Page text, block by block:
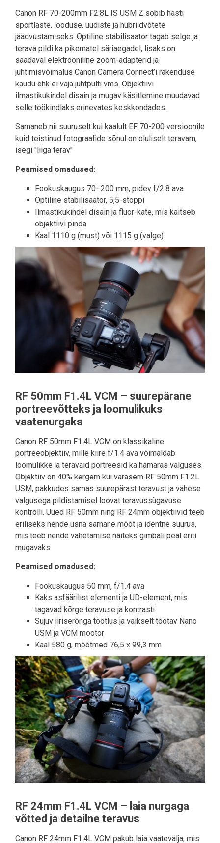
Canon RF 70-200mm F2.8L IS USM Z sobib hästi
sportlaste, looduse, uudiste ja hübriidvõtete
jäädvustamiseks. Optiline stabilisaator tagab selge ja
terava pildi ka pikematel säriaegadel, lisaks on
saadaval elektrooniline zoom-adapterid ja
juhtimisvõimalus Canon Camera Connect’i rakenduse
kaudu ehk ei vaja juhtpulti vms. Objektiivi
ilmastikukindel disain ja mugav käsitlemine muudavad
selle töökindlaks erinevates keskkondades.
Sarnaneb nii suuruselt kui kaalult EF 70-200 versioonile
kuid teistinud fotograafide sõnul on oluliselt teravam,
isegi "liiga terav"
Peamised omadused:
Fookuskaugus 70–200 mm, pidev f/2.8 ava
Optiline stabilisaator, 5,5-stoppi
Ilmastikukindel disain ja fluor-kate, mis kaitseb
objektiivi pinda
Kaal 1110 g (must) või 1115 g (valge)
RF 50mm F1.4L VCM – suurepärane
portreevõtteks ja loomulikuks
vaatenurgaks
Canon RF 50mm F1.4L VCM on klassikaline
portreeobjektiiv, mille kiire f/1.4 ava võimaldab
loomulikke ja teravaid portreesid ka hämaras valguses.
Objektiiv on 40% kergem kui varasem RF 50mm F1.2L
USM, pakkudes samas suurepärast teravust ja vähese
valgusega pildistamisel loovat teravussügavuse
kontrolli. Uued RF 50mm ning RF 24mm objektiivid teeb
eriliseks nende üsna sarnane mõõt ja identne suurus,
mis teeb nende vahetamise näiteks gimbali peal eriti
mugavaks.
Peamised omadused:
Fookuskaugus 50 mm, f/1.4 ava
Kaks asfäärilist elementi ja UD-element, mis
tagavad kõrge teravuse ja kontrasti
Sujuv iiriserõnga töötlus ja vaikselt töötav Nano
USM ja VCM mootor
Kaal 580 g, mõõtmed 76,5 x 99,3 mm
RF 24mm F1.4L VCM – laia nurgaga
võtted ja detailne teravus
Canon RF 24mm F1.4L VCM pakub laia vaatevälja, mis